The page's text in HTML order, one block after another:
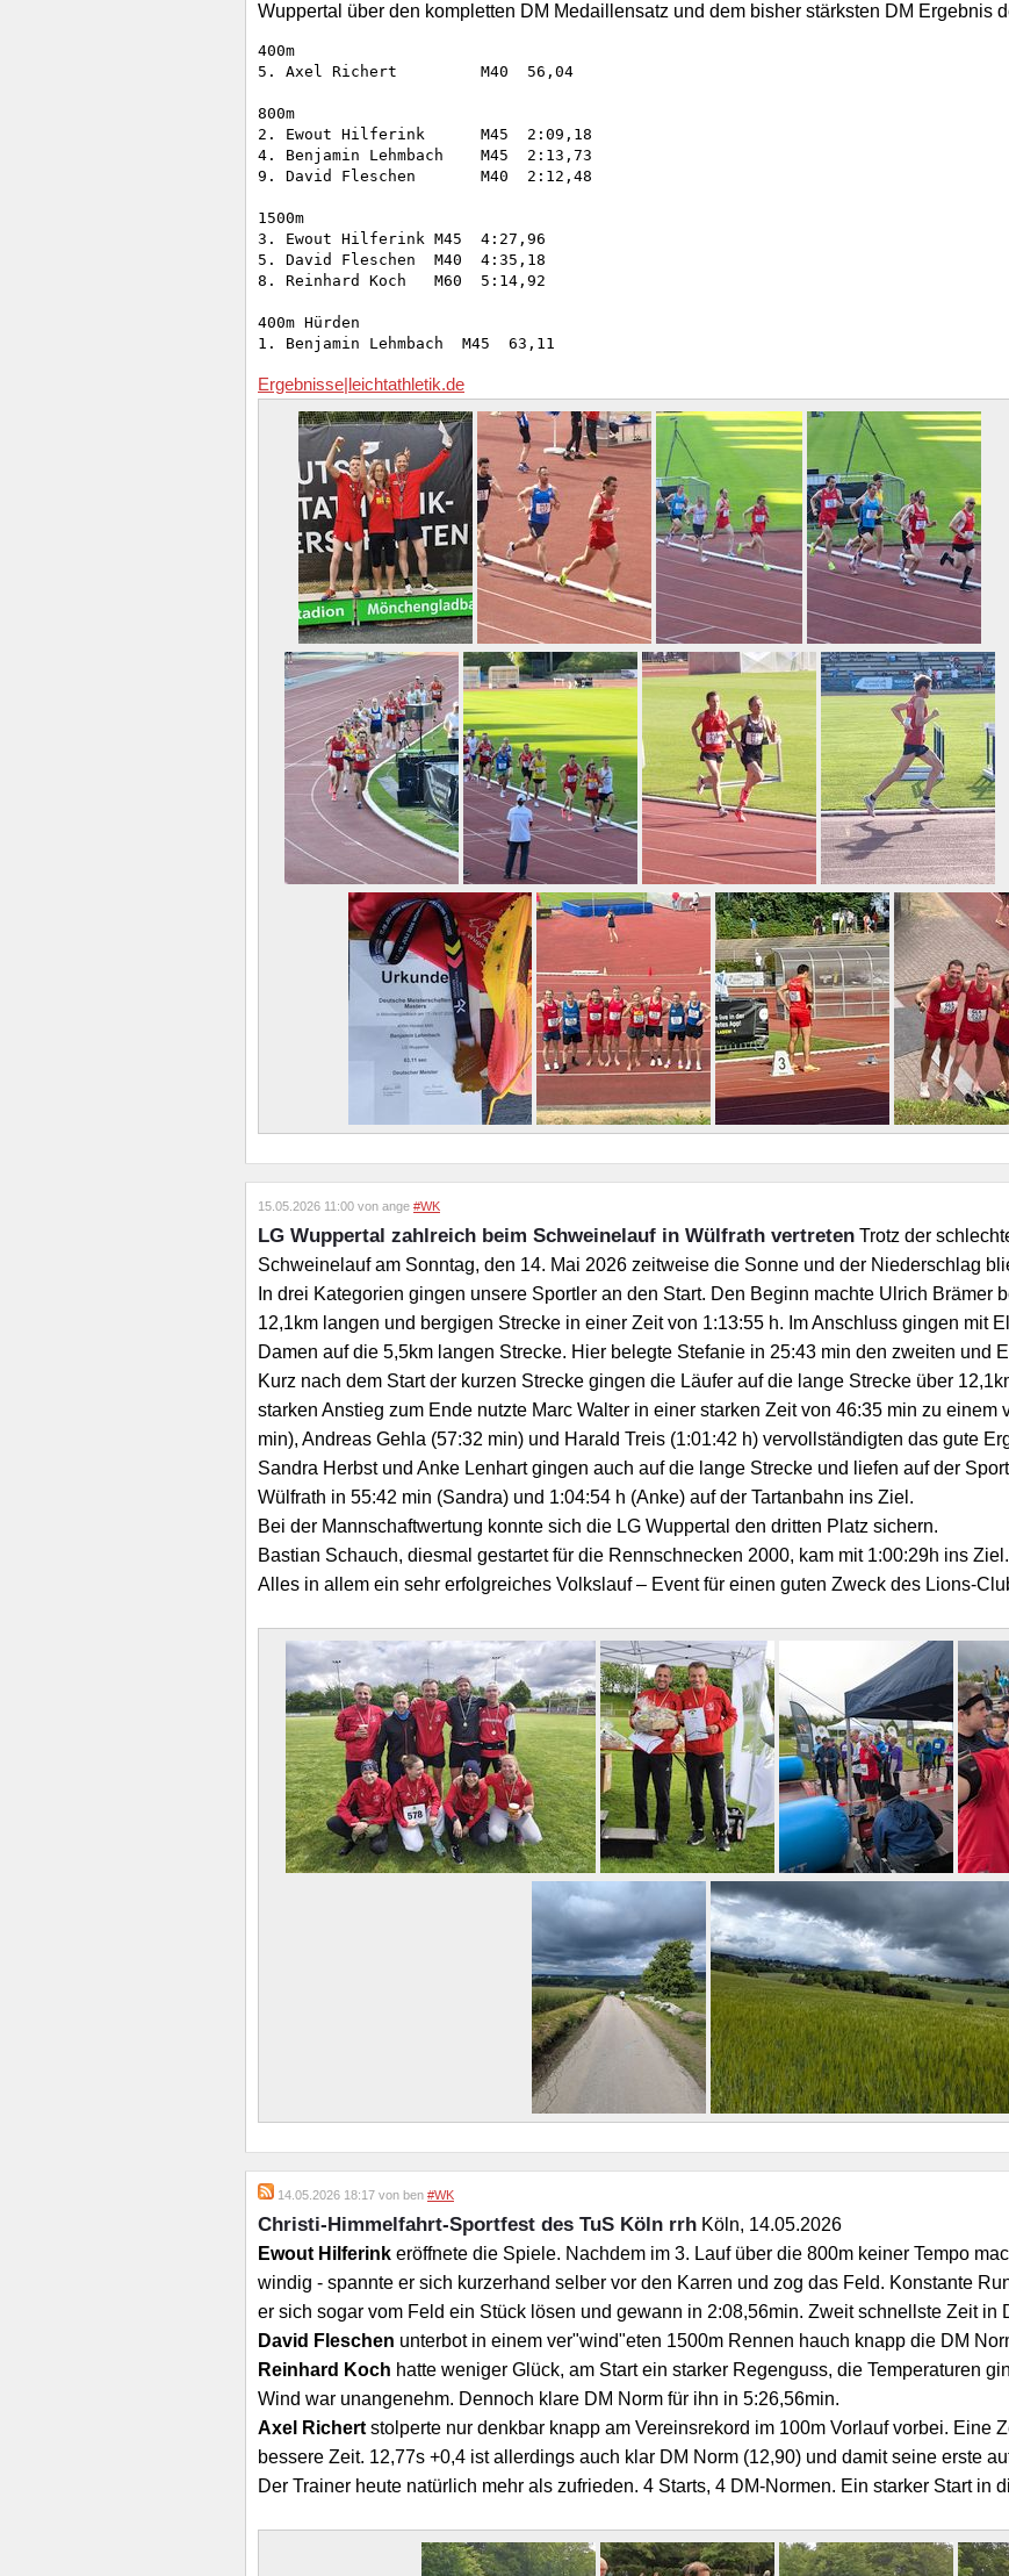
Wuppertal über den kompletten DM Medaillensatz und dem bisher stärksten DM Ergebnis
400m
5. Axel Richert		M40  56,04
800m
2. Ewout Hilferink 	M45  2:09,18
4. Benjamin Lehmbach    M45  2:13,73
9. David Fleschen	M40  2:12,48
1500m
3. Ewout Hilferink M45  4:27,96
5. David Fleschen  M40  4:35,18
8. Reinhard Koch   M60  5:14,92
400m Hürden
Ergebnisse|leichtathletik.de
15.05.2026 11:00 von ange #WK
LG Wuppertal zahlreich beim Schweinelauf in Wülfrath vertreten Trotz der
Schweinelauf am Sonntag, den 14. Mai 2026 zeitweise die Sonne und der Niederschlag
In drei Kategorien gingen unsere Sportler an den Start. Den Beginn machte Ulrich Brämer
12,1km langen und bergigen Strecke in einer Zeit von 1:13:55 h. Im Anschluss gingen mit
Damen auf die 5,5km langen Strecke. Hier belegte Stefanie in 25:43 min den zweiten und
Kurz nach dem Start der kurzen Strecke gingen die Läufer auf die lange Strecke über
starken Anstieg zum Ende nutzte Marc Walter in einer starken Zeit von 46:35 min zu einem
min), Andreas Gehla (57:32 min) und Harald Treis (1:01:42 h) vervollständigten das gute
Sandra Herbst und Anke Lenhart gingen auch auf die lange Strecke und liefen auf der
Wülfrath in 55:42 min (Sandra) und 1:04:54 h (Anke) auf der Tartanbahn ins Ziel.
Bei der Mannschaftwertung konnte sich die LG Wuppertal den dritten Platz sichern.
Bastian Schauch, diesmal gestartet für die Rennschnecken 2000, kam mit 1:00:29h ins Ziel.
Alles in allem ein sehr erfolgreiches Volkslauf – Event für einen guten Zweck des Lions-
14.05.2026 18:17 von ben #WK
Christi-Himmelfahrt-Sportfest des TuS Köln rrh Köln, 14.05.2026
Ewout Hilferink eröffnete die Spiele. Nachdem im 3. Lauf über die 800m keiner Tempo
windig - spannte er sich kurzerhand selber vor den Karren und zog das Feld. Konstante
er sich sogar vom Feld ein Stück lösen und gewann in 2:08,56min. Zweit schnellste Zeit in
David Fleschen unterbot in einem ver"wind"eten 1500m Rennen hauch knapp die DM
Reinhard Koch hatte weniger Glück, am Start ein starker Regenguss, die Temperaturen
Wind war unangenehm. Dennoch klare DM Norm für ihn in 5:26,56min.
Axel Richertstolperte nur denkbar knapp am Vereinsrekord im 100m Vorlauf vorbei. Eine
bessere Zeit. 12,77s +0,4 ist allerdings auch klar DM Norm (12,90) und damit seine erste
Der Trainer heute natürlich mehr als zufrieden. 4 Starts, 4 DM-Normen. Ein starker Start in